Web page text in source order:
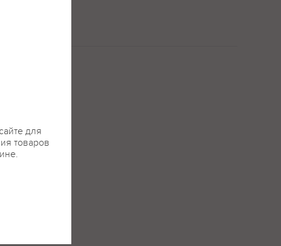
для
товаров